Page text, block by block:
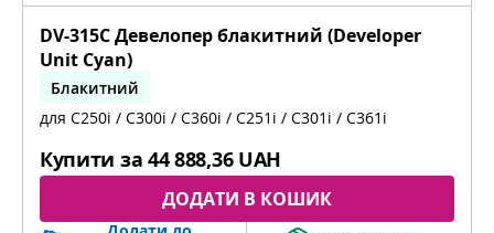
DV-315C Девелопер блакитний (Developer
Unit Cyan)
Блакитний
bizhub C251i, bizhub C301i, bizhub C361i
для C250i / C300i / C360i / C251i / C301i / C361i
Купити за 44 888,36 UAH
ДОДАТИ В КОШИК